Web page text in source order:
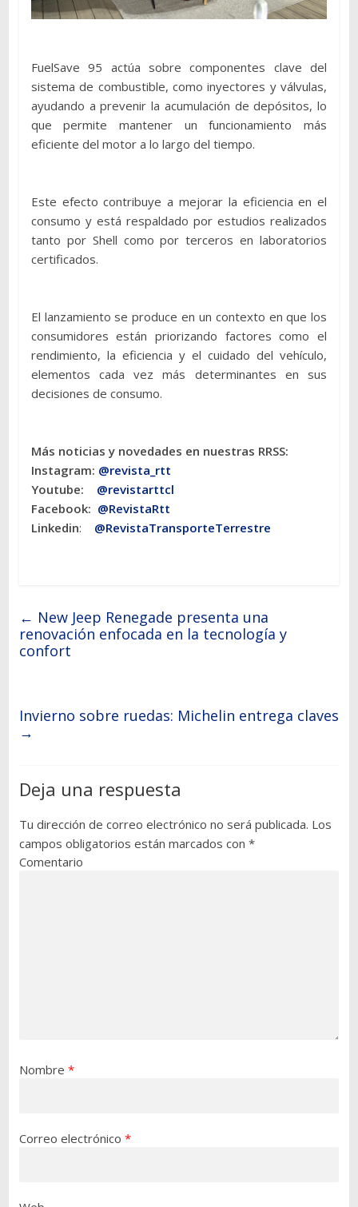
FuelSave 95 actúa sobre componentes clave del
sistema de combustible, como inyectores y válvulas,
ayudando a prevenir la acumulación de depósitos, lo
que permite mantener un funcionamiento más
eficiente del motor a lo largo del tiempo.
Este efecto contribuye a mejorar la eficiencia en el
consumo y está respaldado por estudios realizados
tanto por Shell como por terceros en laboratorios
certificados.
El lanzamiento se produce en un contexto en que los
consumidores están priorizando factores como el
rendimiento, la eficiencia y el cuidado del vehículo,
elementos cada vez más determinantes en sus
decisiones de consumo.
Más noticias y novedades en nuestras RRSS:
Instagram: @revista_rtt
Youtube: @revistarttcl
Facebook: @RevistaRtt
Linkedin: @RevistaTransporteTerrestre
← New Jeep Renegade presenta una
renovación enfocada en la tecnología y
confort
Invierno sobre ruedas: Michelin entrega claves
→
Deja una respuesta
Tu dirección de correo electrónico no será publicada. Los
campos obligatorios están marcados con *
Comentario
Nombre *
Correo electrónico *